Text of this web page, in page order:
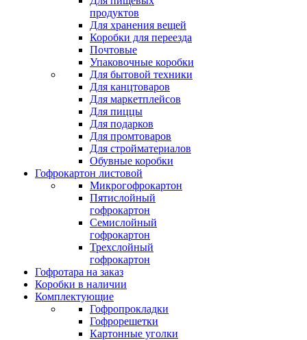
продуктов
Для хранения вещей
Коробки для переезда
Почтовые
Упаковочные коробки
Для бытовой техники
Для канцтоваров
Для маркетплейсов
Для пиццы
Для подарков
Для промтоваров
Для стройматериалов
Обувные коробки
Гофрокартон листовой
Микрогофрокартон
Пятислойный
гофрокартон
Семислойный
гофрокартон
Трехслойный
гофрокартон
Гофротара на заказ
Коробки в наличии
Комплектующие
Гофропрокладки
Гофрорешетки
Картонные уголки